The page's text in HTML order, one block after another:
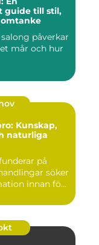
guide till stil,
påverkar
mår och hur
Kunskap,
naturliga
på
söker
innan fö...